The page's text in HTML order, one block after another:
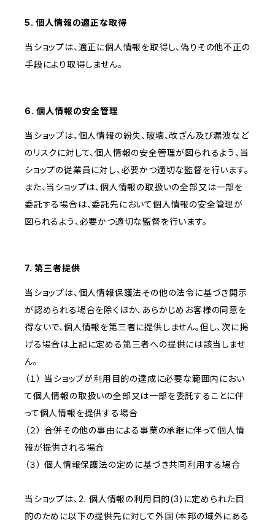
5. 個人情報の適正な取得
当ショップは、適正に個人情報を取得し、偽りその他不正の
手段により取得しません。
6. 個人情報の安全管理
当ショップは、個人情報の紛失、破壊、改ざん及び漏洩など
のリスクに対して、個人情報の安全管理が図られるよう、当
ショップの従業員に対し、必要かつ適切な監督を行います。
また、当ショップは、個人情報の取扱いの全部又は一部を
委託する場合は、委託先において個人情報の安全管理が
図られるよう、必要かつ適切な監督を行います。
7. 第三者提供
当ショップは、個人情報保護法その他の法令に基づき開示
が認められる場合を除くほか、あらかじめお客様の同意を
得ないで、個人情報を第三者に提供しません。但し、次に掲
げる場合は上記に定める第三者への提供には該当しませ
ん。
（１） 当ショップが利用目的の達成に必要な範囲内におい
て個人情報の取扱いの全部又は一部を委託することに伴
って個人情報を提供する場合
（２） 合併その他の事由による事業の承継に伴って個人情
報が提供される場合
（３） 個人情報保護法の定めに基づき共同利用する場合
当ショップは、2. 個人情報の利用目的(3)に定められた目
的のために以下の提供先に対して外国（本邦の域外にある